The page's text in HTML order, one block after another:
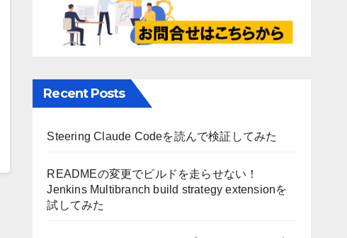
Recent Posts
Steering Claude Codeを読んで検証してみた
READMEの変更でビルドを走らせない！
Jenkins Multibranch build strategy extensionを
試してみた